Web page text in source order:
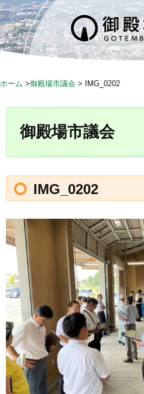
ホーム >御殿場市議会 > IMG_0202
御殿場市議会
IMG_0202